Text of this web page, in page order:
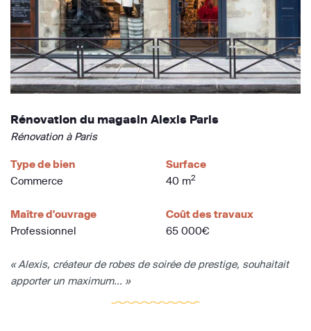
Rénovation du magasin Alexis Paris
Rénovation à Paris
Type de bien
Commerce
Surface
40 m2
Maître d'ouvrage
Professionnel
Coût des travaux
65 000€
« Alexis, créateur de robes de soirée de prestige, souhaitait
apporter un maximum... »